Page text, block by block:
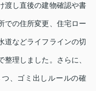
渡し直後の建物確認や書
での住所変更、住宅ロー
道などライフラインの切
理しました。さらに、
、ゴミ出しルールの確